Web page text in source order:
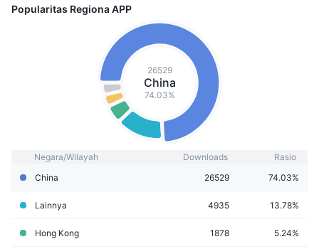
Popularitas Regiona APP
26529
China
74.03%
Negara/Wilayah Downloads
Rasio
China
26529 74.03%
Lainnya 4935 13.78%
Hong Kong 1878 5.24%